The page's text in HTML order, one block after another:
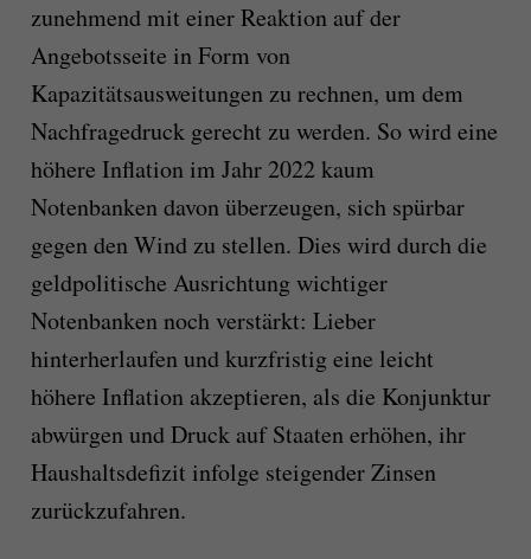
zunehmend mit einer Reaktion auf der
Angebotsseite in Form von
Kapazitätsausweitungen zu rechnen, um dem
Nachfragedruck gerecht zu werden. So wird eine
höhere Inflation im Jahr 2022 kaum
Notenbanken davon überzeugen, sich spürbar
gegen den Wind zu stellen. Dies wird durch die
geldpolitische Ausrichtung wichtiger
Notenbanken noch verstärkt: Lieber
hinterherlaufen und kurzfristig eine leicht
höhere Inflation akzeptieren, als die Konjunktur
abwürgen und Druck auf Staaten erhöhen, ihr
Haushaltsdefizit infolge steigender Zinsen
zurückzufahren.